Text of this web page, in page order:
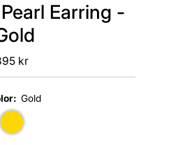
Earring -
Regular
Price
kr
Gold